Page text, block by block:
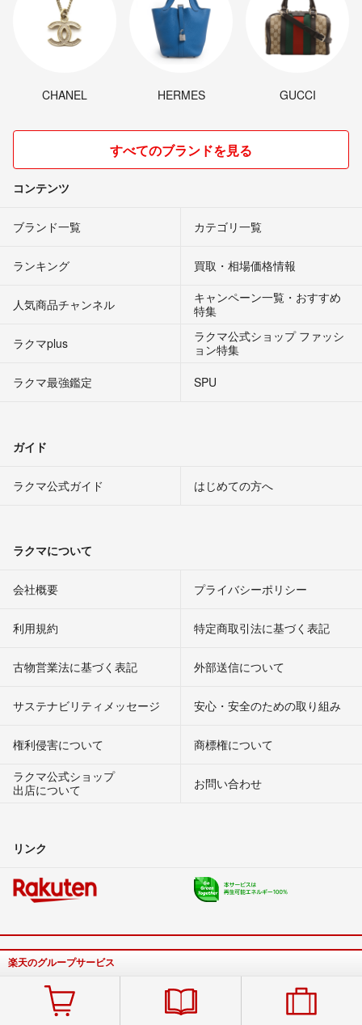
CHANEL HERMES GUCCI
すべてのブランドを見る
コンテンツ
ブランド一覧 カテゴリ一覧
ランキング 買取・相場価格情報
人気商品チャンネル
キャンペーン一覧・おすすめ
特集
ラクマplus
ラクマ公式ショップ ファッシ
ョン特集
ラクマ最強鑑定
SPU
ガイド
ラクマ公式ガイド はじめての方へ
ラクマについて
会社概要 プライバシーポリシー
利用規約 特定商取引法に基づく表記
古物営業法に基づく表記 外部送信について
サステナビリティメッセージ 安心・安全のための取り組み
権利侵害について
商標権について
ラクマ公式ショップ
出店について
お問い合わせ
リンク
楽天のグループサービス